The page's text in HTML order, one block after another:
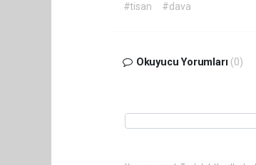
#tisan #dava
Okuyucu Yorumları (0)